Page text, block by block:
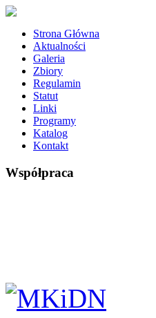
Strona Główna
Aktualności
Galeria
Zbiory
Regulamin
Statut
Linki
Programy
Katalog
Kontakt
Współpraca